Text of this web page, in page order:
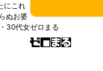
にこれ
ぬお婆
30代女ゼロまる